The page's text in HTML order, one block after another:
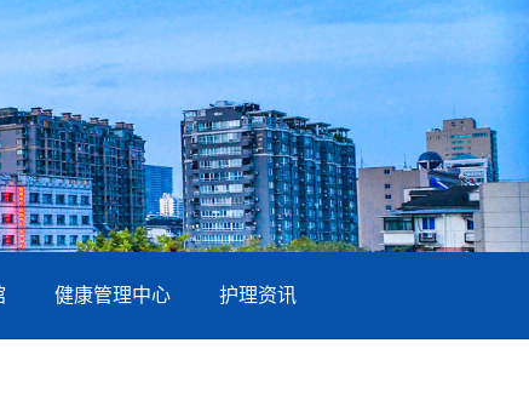
健康管理中心 护理资讯